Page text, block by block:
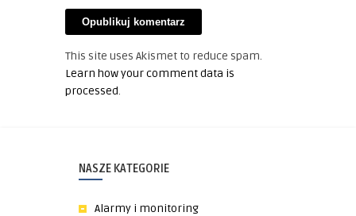
This site uses Akismet to reduce spam.
Learn how your comment data is
processed.
NASZE KATEGORIE
Alarmy i monitoring